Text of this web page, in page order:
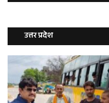
उत्तर प्रदेश